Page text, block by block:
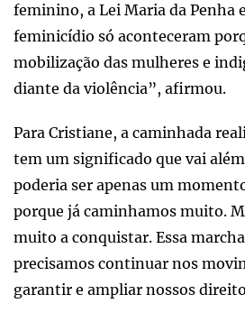
feminino, a Lei Maria da Penha
feminicídio só aconteceram
mobilização das mulheres e
diante da violência”, afirmou.
Para Cristiane, a caminhada
tem um significado que vai
poderia ser apenas um
porque já caminhamos muito.
muito a conquistar. Essa
precisamos continuar nos
garantir e ampliar nossos